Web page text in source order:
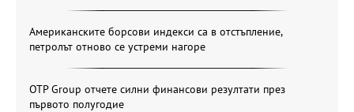
Американските борсови индекси са в отстъпление,
петролът отново се устреми нагоре
OTP Group отчете силни финансови резултати през
първото полугодие